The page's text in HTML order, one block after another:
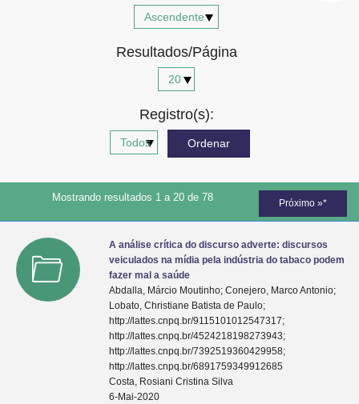
Resultados/Página
Registro(s):
Mostrando resultados 1 a 20 de 78 Próximo »*
A análise crítica do discurso adverte: discursos
veiculados na mídia pela indústria do tabaco podem
fazer mal a saúde
Abdalla, Márcio Moutinho; Conejero, Marco Antonio;
Lobato, Christiane Batista de Paulo;
http://lattes.cnpq.br/9115101012547317;
http://lattes.cnpq.br/4524218198273943;
http://lattes.cnpq.br/7392519360429958;
http://lattes.cnpq.br/6891759349912685
Costa, Rosiani Cristina Silva
6-Mai-2020